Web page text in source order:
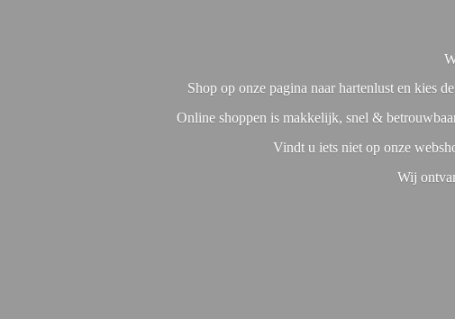
Shop op onze pagina naar hartenlust en kies
Online shoppen is makkelijk, snel &
Vindt u iets niet op onze
Wij